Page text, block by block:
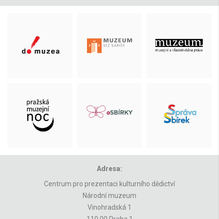
Adresa:
Centrum pro prezentaci kulturního dědictví
Národní muzeum
Vinohradská 1